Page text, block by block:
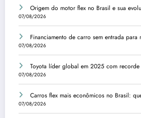
Origem do motor flex no Brasil e sua
07/08/2026
Financiamento de carro sem entrada para
07/08/2026
Toyota líder global em 2025 com recorde
07/08/2026
Carros flex mais econômicos no Brasil:
07/08/2026